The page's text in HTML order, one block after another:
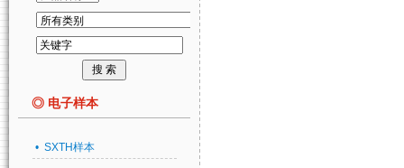
◎ 电子样本
• SXTH样本